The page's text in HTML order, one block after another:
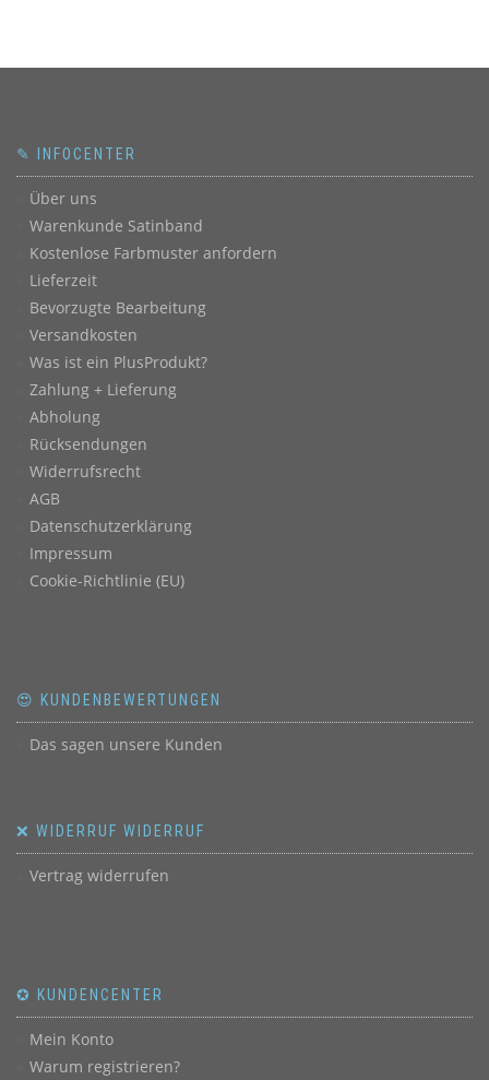
✎ INFOCENTER
Über uns
Warenkunde Satinband
Kostenlose Farbmuster anfordern
Lieferzeit
Bevorzugte Bearbeitung
Versandkosten
Was ist ein PlusProdukt?
Zahlung + Lieferung
Abholung
Rücksendungen
Widerrufsrecht
AGB
Datenschutzerklärung
Impressum
Cookie-Richtlinie (EU)
😍 KUNDENBEWERTUNGEN
Das sagen unsere Kunden
❌ WIDERRUF WIDERRUF
Vertrag widerrufen
✪ KUNDENCENTER
Mein Konto
Warum registrieren?